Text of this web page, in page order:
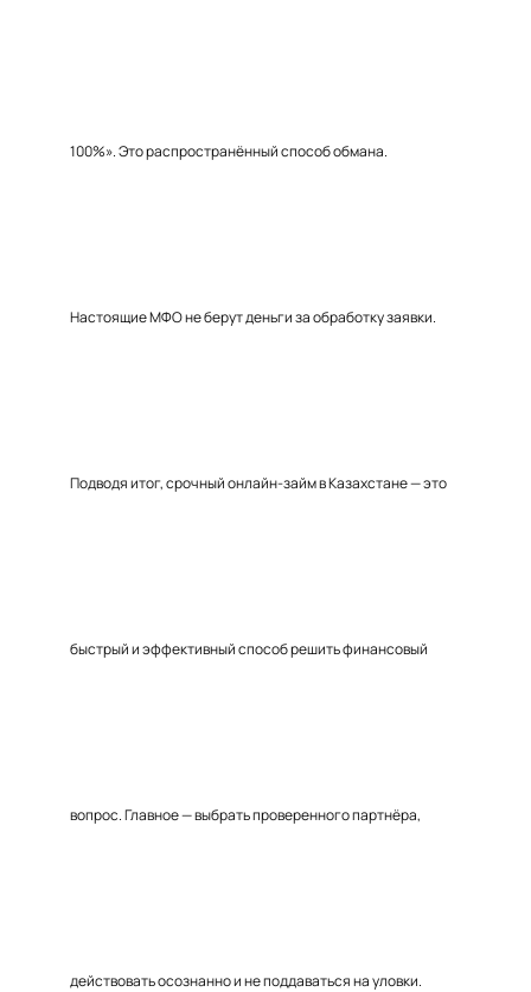
100%». Это распространённый способ обмана.
Настоящие МФО не берут деньги за обработку заявки.
Подводя итог, срочный онлайн-займ в Казахстане — это
быстрый и эффективный способ решить финансовый
вопрос. Главное — выбрать проверенного партнёра,
действовать осознанно и не поддаваться на уловки.